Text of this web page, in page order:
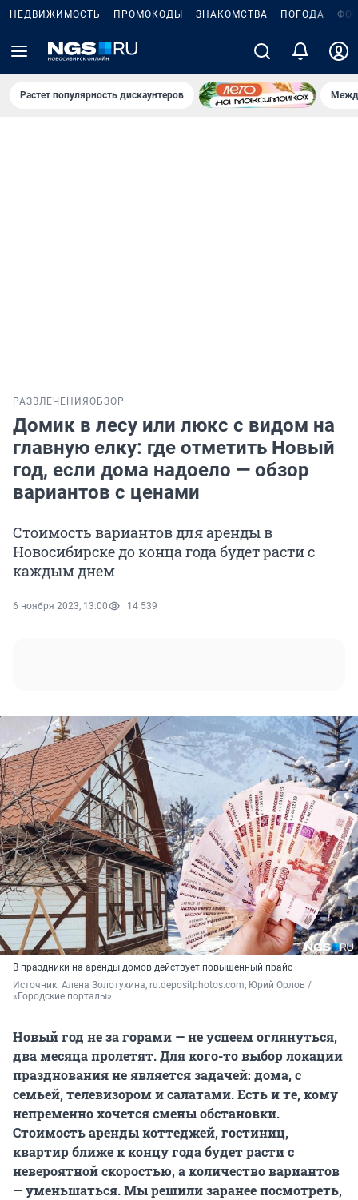
НЕДВИЖИМОСТЬ ПРОМОКОДЫ ЗНАКОМСТВА ПОГОДА
Растет популярность дискаунтеров
РАЗВЛЕЧЕНИЯ ОБЗОР
Домик в лесу или люкс с видом на
главную елку: где отметить Новый
год, если дома надоело — обзор
вариантов с ценами
Стоимость вариантов для аренды в
Новосибирске до конца года будет расти с
каждым днем
6 ноября 2023, 13:00 14 539
В праздники на аренды домов действует повышенный прайс
Источник: Алена Золотухина, ru.depositphotos.com, Юрий Орлов /
«Городские порталы»
Новый год не за горами — не успеем оглянуться,
два месяца пролетят. Для кого-то выбор локации
празднования не является задачей: дома, с
семьей, телевизором и салатами. Есть и те, кому
непременно хочется смены обстановки.
Стоимость аренды коттеджей, гостиниц,
квартир ближе к концу года будет расти с
невероятной скоростью, а количество вариантов
— уменьшаться. Мы решили заранее посмотреть,